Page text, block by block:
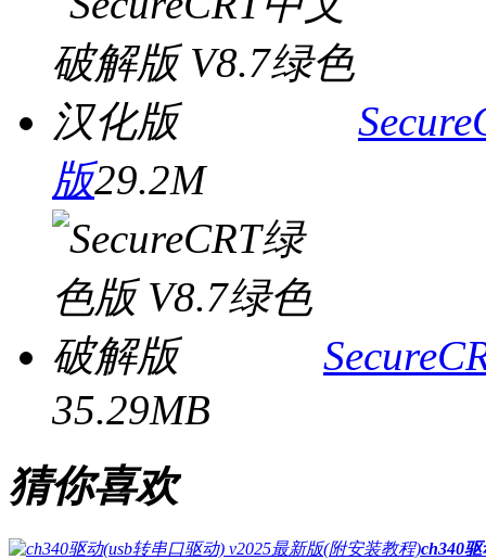
版29.2M
35.29MB
猜你喜欢
ch340